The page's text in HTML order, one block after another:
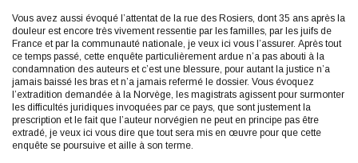
Vous avez aussi évoqué l’attentat de la rue des Rosiers, dont 35 ans après la
douleur est encore très vivement ressentie par les familles, par les juifs de
France et par la communauté nationale, je veux ici vous l’assurer. Après tout
ce temps passé, cette enquête particulièrement ardue n’a pas abouti à la
condamnation des auteurs et c’est une blessure, pour autant la justice n’a
jamais baissé les bras et n’a jamais refermé le dossier. Vous évoquez
l’extradition demandée à la Norvège, les magistrats agissent pour surmonter
les difficultés juridiques invoquées par ce pays, que sont justement la
prescription et le fait que l’auteur norvégien ne peut en principe pas être
extradé, je veux ici vous dire que tout sera mis en œuvre pour que cette
enquête se poursuive et aille à son terme.